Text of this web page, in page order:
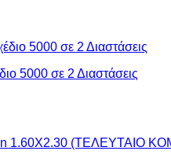
5000 σε 2 Διαστάσεις